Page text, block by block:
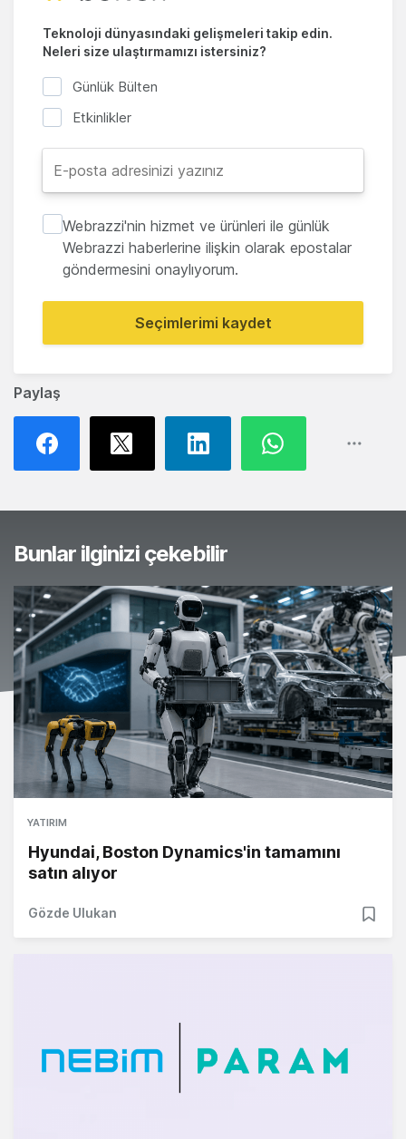
Paylaş
Teknoloji dünyasındaki gelişmeleri takip edin.
Neleri size ulaştırmamızı istersiniz?
Günlük Bülten
Etkinlikler
Webrazzi'nin hizmet ve ürünleri ile günlük
Webrazzi haberlerine ilişkin olarak epostalar
göndermesini onaylıyorum.
Seçimlerimi kaydet
Bunlar ilginizi çekebilir
YATIRIM
Hyundai, Boston Dynamics'in tamamını
satın alıyor
Gözde Ulukan